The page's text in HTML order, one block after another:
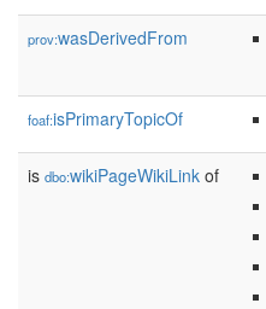
prov:wasDerivedFrom
foaf:isPrimaryTopicOf
is dbo:wikiPageWikiLink of